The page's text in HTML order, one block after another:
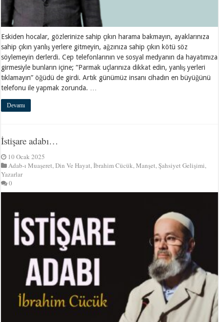
Eskiden hocalar, gözlerinize sahip çıkın harama bakmayın, ayaklarınıza
sahip çıkın yanlış yerlere gitmeyin, ağzınıza sahip çıkın kötü söz
söylemeyin derlerdi. Cep telefonlarının ve sosyal medyanın da hayatımıza
girmesiyle bunların içine; “Parmak uçlarınıza dikkat edin, yanlış yerleri
tıklamayın” öğüdü de girdi. Artık günümüz insanı cihadın en büyüğünü
telefonu ile yapmak zorunda. …
Devamı
İstişare adabı…
10 Ocak 2025
Adab-ı Muaşeret,Din Ve Hayat,İbrahim Cücük,Manşet,Şahsiyet Gelişimi,
Yazarlar
0